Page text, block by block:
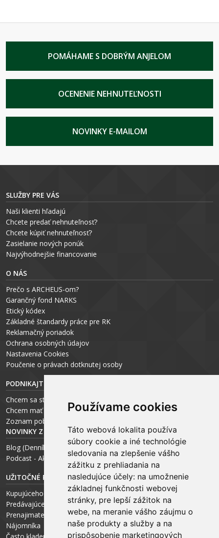
Používame cookies
Táto webová lokalita používa
súbory cookie a iné technológie
sledovania na zlepšenie vášho
zážitku z prehliadania na
nasledujúce účely: na umožnenie
základnej funkčnosti webovej
stránky, pre lepší zážitok na
webe, na meranie vášho záujmu o
naše produkty a služby a na
prispôsobenie marketingových
POMÁHAME S DOBRÝM ANJELOM
OCENENIE NEHNUTEĽNOSTI
NOVINKY E-MAILOM
SLUŽBY PRE VÁS
Naši klienti hľadajú
Chcete predať nehnuteľnosť?
Chcete kúpiť nehnuteľnosť?
Zasielanie nových ponúk
Najvýhodnejšie financovanie
O NÁS
Prečo s ARCHEUS-om?
Garančný fond NARKS
Etický kódex
Základné štandardy práce pre RK
Reklamačný poriadok
Ochrana osobných údajov
Nastavenia Cookies
Poučenie o právach dotknutej osoby
PODNIKAJTE S ARCHEUS-OM
Chcem sa stať realitným odborníkom
Chcem mať vlastnú kanceláriu
Zoznam pobočiek
NOVINKY Z MÉDIÍ
Blog (Denník N a Trend) – R. Štalmach
Podcast - Ako začínal ARCHEUS - R. Štalmach / CEO
UŽITOČNÉ RADY PRE
Kupujúceho
Predávajúceho
Prenajimateľa
Nájomníka